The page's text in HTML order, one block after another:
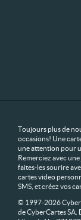
Toujours plus de
occasions! Une
une attention pour
Remerciez avec
faites-les sourire
cartes video
SMS, et créez vos
© 1997-2026
de CyberCartes